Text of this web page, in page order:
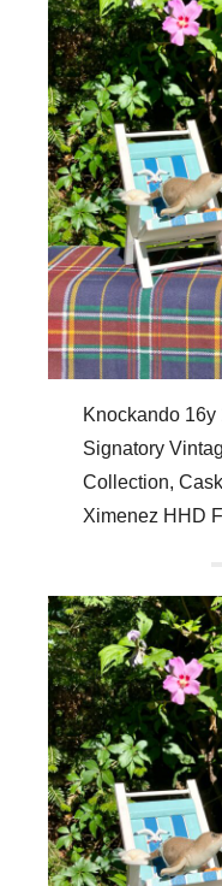
Knockando 16y
Signatory
Collection,
Ximenez HHD